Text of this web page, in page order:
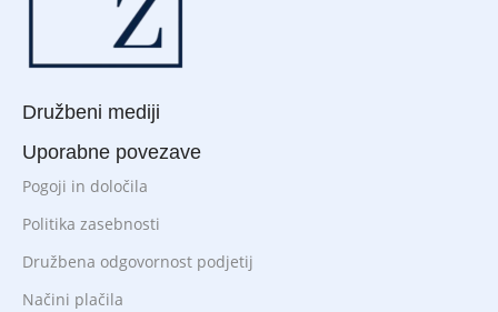
Družbeni mediji
Uporabne povezave
Pogoji in določila
Politika zasebnosti
Družbena odgovornost podjetij
Načini plačila